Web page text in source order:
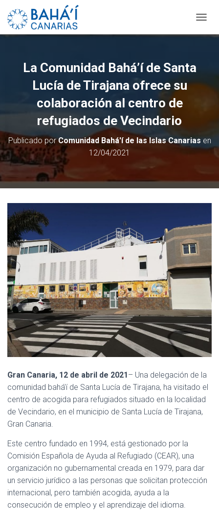
A
G
C
La Comunidad Bahá’í de Santa
Lucía de Tirajana ofrece su
colaboración al centro de
refugiados de Vecindario
Publicado porComunidad Bahá'í de las Islas Canarias en
12/04/2021
Gran Canaria, 12 de abril de 2021– Una delegación de la
comunidad bahá’í de Santa Lucía de Tirajana, ha visitado el
centro de acogida para refugiados situado en la localidad
de Vecindario, en el municipio de Santa Lucía de Tirajana,
Gran Canaria.
Este centro fundado en 1994, está gestionado por la
Comisión Española de Ayuda al Refugiado (CEAR), una
organización no gubernamental creada en 1979, para dar
un servicio jurídico a las personas que solicitan protección
internacional, pero también acogida, ayuda a la
consecución de empleo y el aprendizaje del idioma.